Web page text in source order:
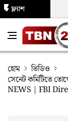
ফ্ল্যাশ
হোম
ভিডিও
সেনেট কমিটিতে
NEWS | FBI